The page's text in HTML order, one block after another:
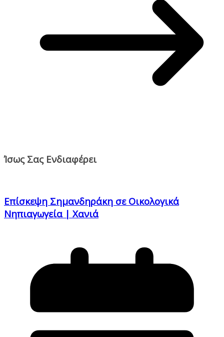
Ίσως Σας Ενδιαφέρει
Επίσκεψη Σημανδηράκη σε Οικολογικά
Νηπιαγωγεία | Χανιά